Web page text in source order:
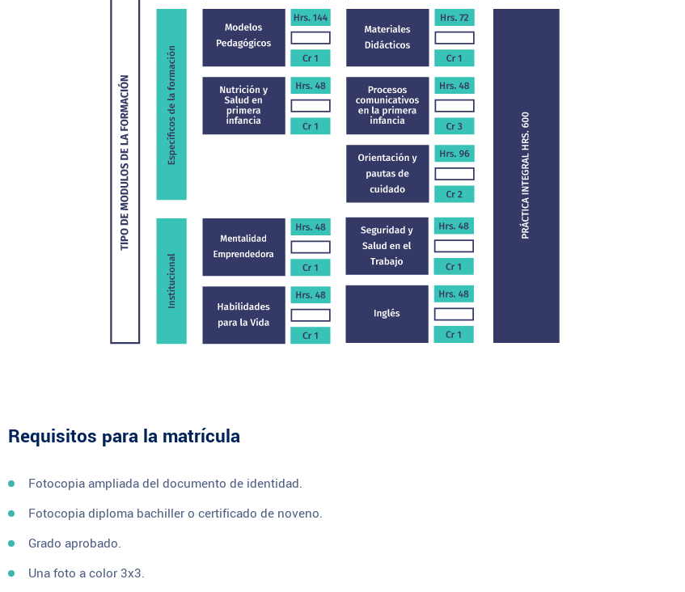
Requisitos para la matrícula
Fotocopia ampliada del documento de identidad.
Fotocopia diploma bachiller o certificado de noveno.
Grado aprobado.
Una foto a color 3x3.